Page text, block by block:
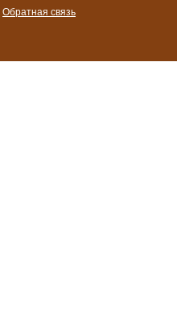
Обратная связь